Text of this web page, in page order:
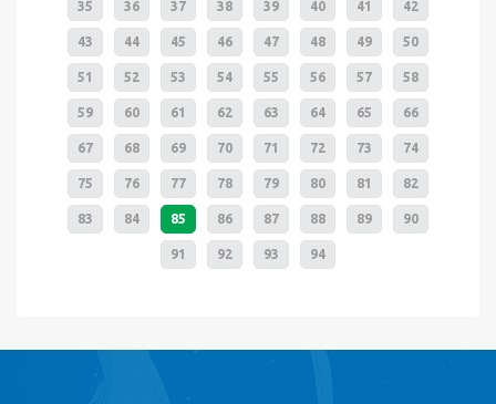
35 36 37 38 39 40 41 42
43 44 45 46 47 48 49 50
51 52 53 54 55 56 57 58
59 60 61 62 63 64 65 66
67 68 69 70 71 72 73 74
75 76 77 78 79 80 81 82
83 84 85 86 87 88 89 90
91 92 93 94